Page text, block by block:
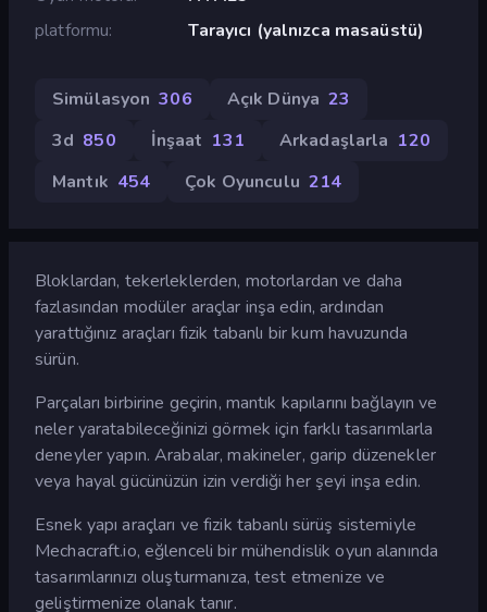
platformu
Tarayıcı (yalnızca masaüstü)
Simülasyon 306 Açık Dünya 23
3d 850 İnşaat 131 Arkadaşlarla 120
Mantık 454 Çok Oyunculu 214
Bloklardan, tekerleklerden, motorlardan ve daha
fazlasından modüler araçlar inşa edin, ardından
yarattığınız araçları fizik tabanlı bir kum havuzunda
sürün.
Parçaları birbirine geçirin, mantık kapılarını bağlayın ve
neler yaratabileceğinizi görmek için farklı tasarımlarla
deneyler yapın. Arabalar, makineler, garip düzenekler
veya hayal gücünüzün izin verdiği her şeyi inşa edin.
Esnek yapı araçları ve fizik tabanlı sürüş sistemiyle
Mechacraft.io, eğlenceli bir mühendislik oyun alanında
tasarımlarınızı oluşturmanıza, test etmenize ve
geliştirmenize olanak tanır.